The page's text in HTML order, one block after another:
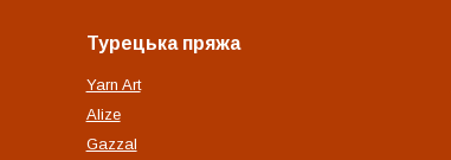
Турецька пряжа
Yarn Art
Alize
Gazzal